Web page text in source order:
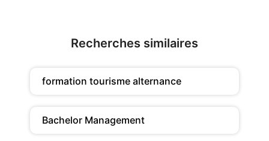
Recherches similaires
formation tourisme alternance
Bachelor Management